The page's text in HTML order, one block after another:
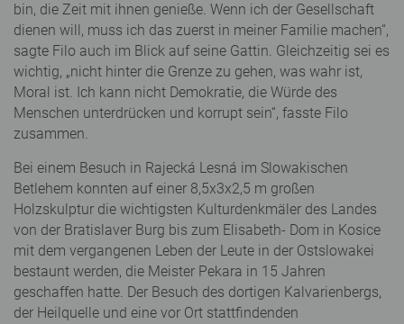
bin, die Zeit mit ihnen genieße. Wenn ich der Gesellschaft
dienen will, muss ich das zuerst in meiner Familie machen“,
sagte Filo auch im Blick auf seine Gattin. Gleichzeitig sei es
wichtig, „nicht hinter die Grenze zu gehen, was wahr ist,
Moral ist. Ich kann nicht Demokratie, die Würde des
Menschen unterdrücken und korrupt sein“, fasste Filo
zusammen.
Bei einem Besuch in Rajecká Lesná im Slowakischen
Betlehem konnten auf einer 8,5x3x2,5 m großen
Holzskulptur die wichtigsten Kulturdenkmäler des Landes
von der Bratislaver Burg bis zum Elisabeth- Dom in Kosice
mit dem vergangenen Leben der Leute in der Ostslowakei
bestaunt werden, die Meister Pekara in 15 Jahren
geschaffen hatte. Der Besuch des dortigen Kalvarienbergs,
der Heilquelle und eine vor Ort stattfindenden